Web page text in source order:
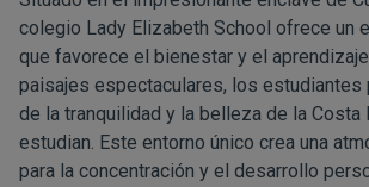
colegio Lady Elizabeth School ofrece un
que favorece el bienestar y el
paisajes espectaculares, los estudiantes
de la tranquilidad y la belleza de la Costa
estudian. Este entorno único crea una
para la concentración y el desarrollo